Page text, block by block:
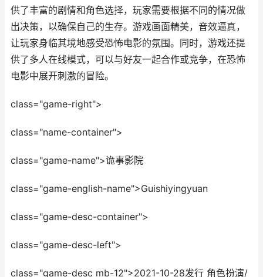
供了丰富的剧情和角色选择，玩家需要根据不同的情况做
出决策，以确保自己的生存。游戏画面精美，音效逼真，
让玩家身临其境地感受恐怖电影的氛围。同时，游戏还提
供了多人在线模式，可以与好友一起合作或竞争，在恐怖
电影中展开刺激的冒险。
class="game-right">
class="name-container">
class="game-name">诡事影院
class="game-english-name">Guishiyingyuan
class="game-desc-container">
class="game-desc-left">
class="game-desc mb-12">2021-10-28发行 角色扮演/